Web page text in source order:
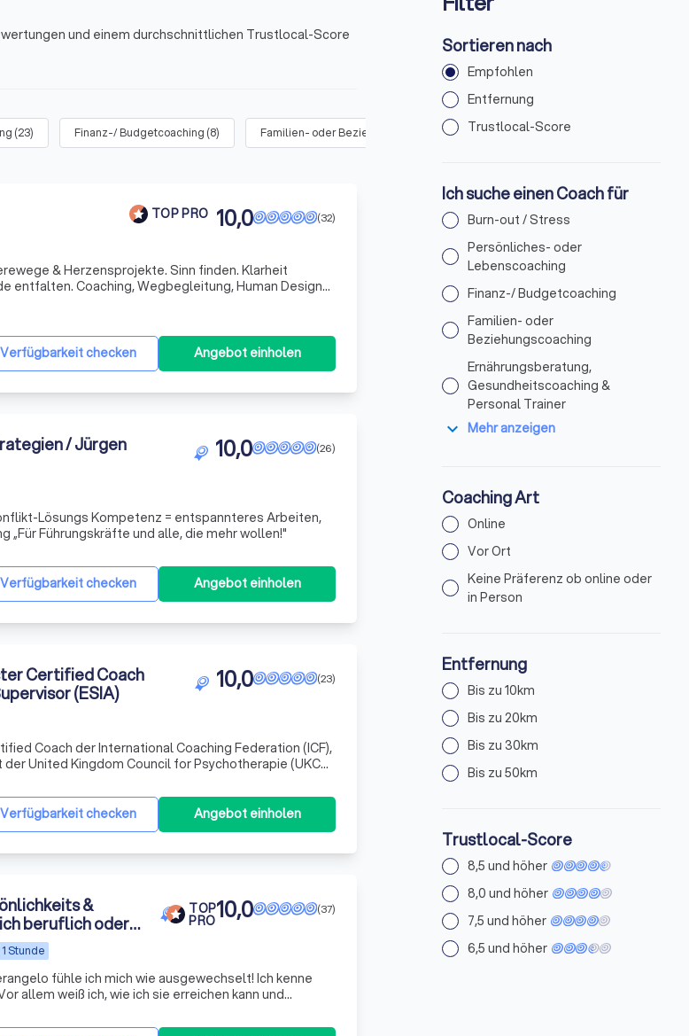
und einem durchschnittlichen Trustlocal-Score
(23) Finanz-/ Budgetcoaching (8) Familien- oder Beziehungscoaching(28 Ernährungsberatung,
TOP PRO (32)
10,0
& Herzensprojekte. Sinn finden. Klarheit
entfalten. Coaching, Wegbegleitung, Human Design
Verfügbarkeit checken Angebot einholen
/ Jürgen
(26)
10,0
Lösungs Kompetenz = entspannteres Arbeiten,
mehr Lebensfreude & der nächste Karrieresprung „Für Führungskräfte und alle, die mehr wollen!"
Verfügbarkeit checken Angebot einholen
Certified Coach
(ESIA)
(23)
10,0
Coach der International Coaching Federation (ICF),
United Kingdom Council for Psychotherapie (UKCP)
Coach Supervisor (ESIA) und Trainer mit über 3
Verfügbarkeit checken
Angebot einholen
&
beruflich oder
TOP
PRO
Stunde
(37)
10,0
fühle ich mich wie ausgewechselt! Ich kenne
allem weiß ich, wie ich sie erreichen kann und
Sortieren nach
Empfohlen
Entfernung
Trustlocal-Score
Ich suche einen Coach für
Burn-out / Stress
Persönliches- oder
Lebenscoaching
Finanz-/ Budgetcoaching
Familien- oder
Beziehungscoaching
Ernährungsberatung,
Gesundheitscoaching &
Personal Trainer
expand_more Mehr anzeigen
Coaching Art
Online
Vor Ort
Keine Präferenz ob online oder
in Person
Entfernung
Bis zu 10km
Bis zu 20km
Bis zu 30km
Bis zu 50km
Trustlocal-Score
8,5 und höher
8,0 und höher
7,5 und höher
6,5 und höher